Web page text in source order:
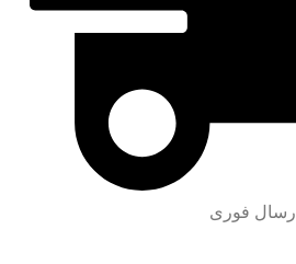
ارسال فوری